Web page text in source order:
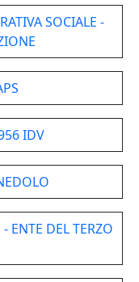
SOCIALE -
IDV
ENTE DEL TERZO